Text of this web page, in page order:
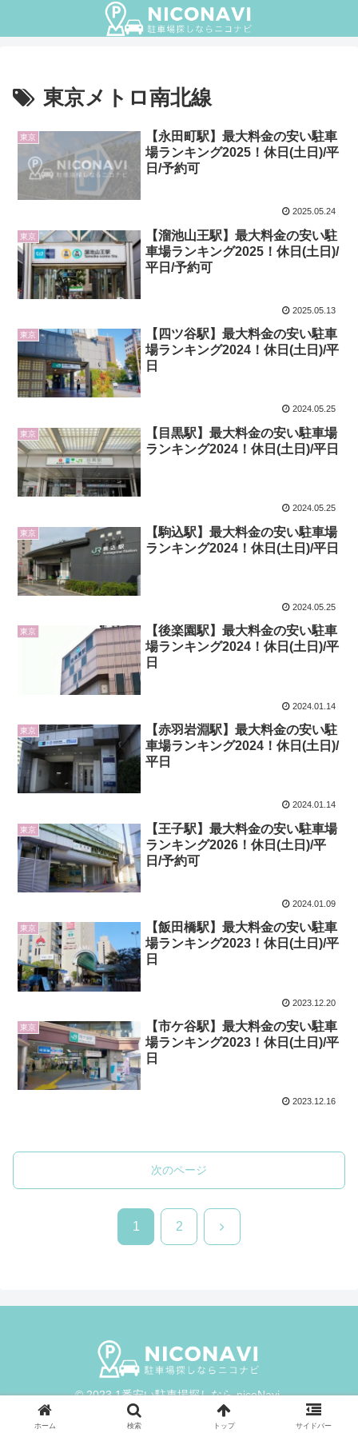
東京メトロ南北線
東京
【永田町駅】最大料金の安い駐車
場ランキング2025！休日(土日)/平
日/予約可
2025.05.24
東京
【溜池山王駅】最大料金の安い駐
車場ランキング2025！休日(土日)/
平日/予約可
2025.05.13
東京
【四ツ谷駅】最大料金の安い駐車
場ランキング2024！休日(土日)/平
日
2024.05.25
東京
【目黒駅】最大料金の安い駐車場
ランキング2024！休日(土日)/平日
2024.05.25
東京
【駒込駅】最大料金の安い駐車場
ランキング2024！休日(土日)/平日
2024.05.25
東京
【後楽園駅】最大料金の安い駐車
場ランキング2024！休日(土日)/平
日
2024.01.14
東京
【赤羽岩淵駅】最大料金の安い駐
車場ランキング2024！休日(土日)/
平日
2024.01.14
東京
【王子駅】最大料金の安い駐車場
ランキング2026！休日(土日)/平
日/予約可
2024.01.09
東京
【飯田橋駅】最大料金の安い駐車
場ランキング2023！休日(土日)/平
日
2023.12.20
東京
【市ケ谷駅】最大料金の安い駐車
場ランキング2023！休日(土日)/平
日
2023.12.16
次のページ
1 2 次
© 2023 1番安い駐車場探しなら nicoNavi.
ホーム 検索 トップ サイドバー